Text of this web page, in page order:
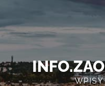
content
WPISY